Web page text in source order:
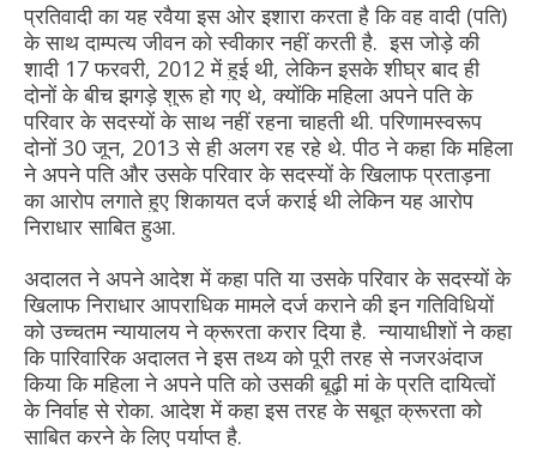
प्रतिवादी का यह रवैया इस ओर इशारा करता है कि वह वादी (पति)
के साथ दाम्पत्य जीवन को स्वीकार नहीं करती है. इस जोड़े की
शादी 17 फरवरी, 2012 में हुई थी, लेकिन इसके शीघ्र बाद ही
दोनों के बीच झगड़े शुरू हो गए थे, क्योंकि महिला अपने पति के
परिवार के सदस्यों के साथ नहीं रहना चाहती थी. परिणामस्वरूप
दोनों 30 जून, 2013 से ही अलग रह रहे थे. पीठ ने कहा कि महिला
ने अपने पति और उसके परिवार के सदस्यों के खिलाफ प्रताड़ना
का आरोप लगाते हुए शिकायत दर्ज कराई थी लेकिन यह आरोप
निराधार साबित हुआ.
अदालत ने अपने आदेश में कहा पति या उसके परिवार के सदस्यों के
खिलाफ निराधार आपराधिक मामले दर्ज कराने की इन गतिविधियों
को उच्चतम न्यायालय ने क्रूरता करार दिया है. न्यायाधीशों ने कहा
कि पारिवारिक अदालत ने इस तथ्य को पूरी तरह से नजरअंदाज
किया कि महिला ने अपने पति को उसकी बूढ़ी मां के प्रति दायित्वों
के निर्वाह से रोका. आदेश में कहा इस तरह के सबूत क्रूरता को
साबित करने के लिए पर्याप्त है.